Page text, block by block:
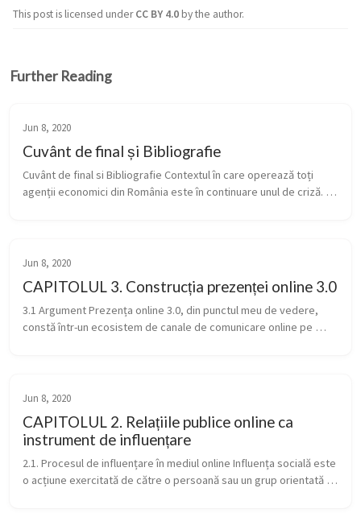
This post is licensed underCC BY 4.0by the author.
Further Reading
Jun 8, 2020
Cuvânt de final și Bibliografie
Cuvânt de final si Bibliografie Contextul în care operează toți
agenții economici din România este în continuare unul de criză.
Jun 8, 2020
CAPITOLUL 3. Construcția prezenței online 3.0
3.1 Argument Prezența online 3.0, din punctul meu de vedere,
constă într-un ecosistem de canale de comunicare online pe
Jun 8, 2020
CAPITOLUL 2. Relațiile publice online ca
instrument de influențare
2.1. Procesul de influențare în mediul online Influența socială este
o acțiune exercitată de către o persoană sau un grup orientată